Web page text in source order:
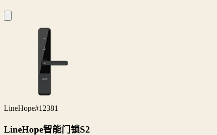
LineHope#12381
LineHope智能门锁S2